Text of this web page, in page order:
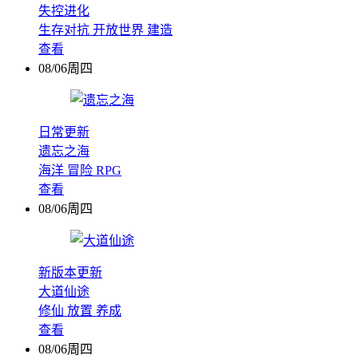
失控进化
生存对抗 开放世界 建造
查看
08/06周四
日常更新
遗忘之海
海洋 冒险 RPG
查看
08/06周四
新版本更新
大道仙途
修仙 放置 养成
查看
08/06周四